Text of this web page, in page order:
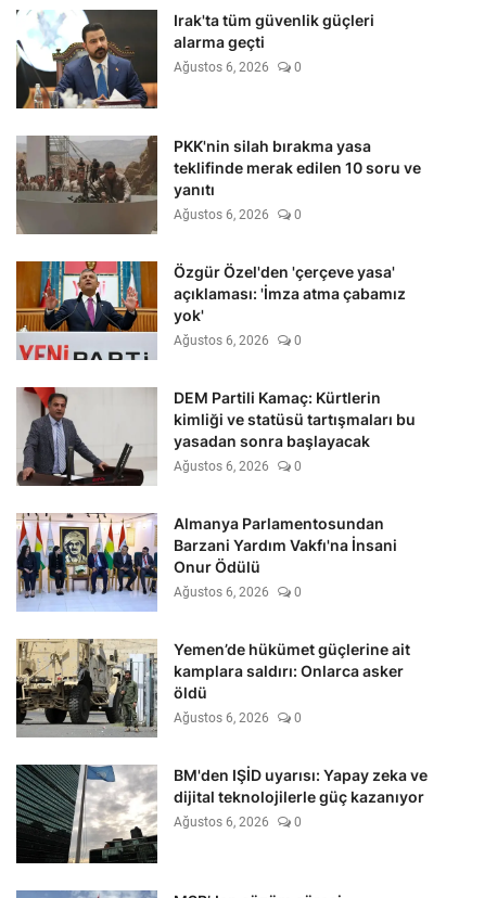
Irak'ta tüm güvenlik güçleri
alarma geçti
Ağustos 6, 2026 0
PKK'nin silah bırakma yasa
teklifinde merak edilen 10 soru ve
yanıtı
Ağustos 6, 2026 0
Özgür Özel'den 'çerçeve yasa'
açıklaması: 'İmza atma çabamız
yok'
Ağustos 6, 2026 0
DEM Partili Kamaç: Kürtlerin
kimliği ve statüsü tartışmaları bu
yasadan sonra başlayacak
Ağustos 6, 2026 0
Almanya Parlamentosundan
Barzani Yardım Vakfı'na İnsani
Onur Ödülü
Ağustos 6, 2026 0
Yemen’de hükümet güçlerine ait
kamplara saldırı: Onlarca asker
öldü
Ağustos 6, 2026 0
BM'den IŞİD uyarısı: Yapay zeka ve
dijital teknolojilerle güç kazanıyor
Ağustos 6, 2026 0